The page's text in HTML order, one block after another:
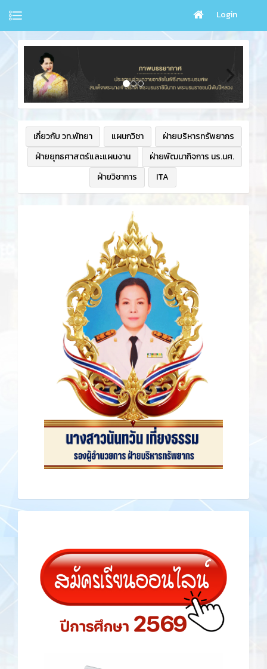
Login
เกี่ยวกับ วท.พัทยา แผนกวิชา
ฝ่ายบริหารทรัพยากร
ฝ่ายยุทธศาสตร์และแผนงาน
ฝ่ายพัฒนากิจการ นร.นศ.
ฝ่ายวิชาการ
ITA